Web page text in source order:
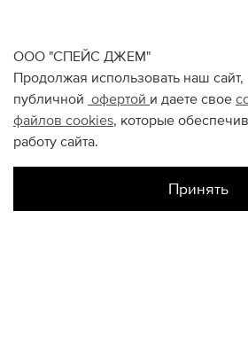
ООО "СПЕЙС ДЖЕМ"
Продолжая использовать наш
публичной офертой и даете свое
файлов cookies, которые
работу сайта.
Принять